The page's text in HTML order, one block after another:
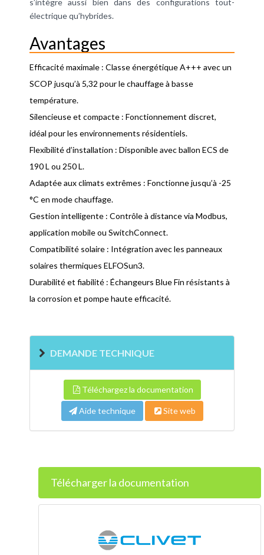
s’intègre aussi bien dans des configurations tout-
électrique qu’hybrides.
Avantages
Efficacité maximale : Classe énergétique A+++ avec un
SCOP jusqu’à 5,32 pour le chauffage à basse
température.
Silencieuse et compacte : Fonctionnement discret,
idéal pour les environnements résidentiels.
Flexibilité d’installation : Disponible avec ballon ECS de
190 L ou 250 L.
Adaptée aux climats extrêmes : Fonctionne jusqu’à -25
°C en mode chauffage.
Gestion intelligente : Contrôle à distance via Modbus,
application mobile ou SwitchConnect.
Compatibilité solaire : Intégration avec les panneaux
solaires thermiques ELFOSun3.
Durabilité et fiabilité : Échangeurs Blue Fin résistants à
la corrosion et pompe haute efficacité.
DEMANDE TECHNIQUE
Téléchargez la documentation
Aide technique Site web
Télécharger la documentation